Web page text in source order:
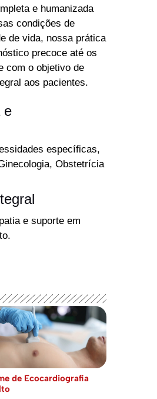
e humanizada
condições de
de vida, nossa prática
precoce até os
com o objetivo de
aos pacientes.
e
específicas,
Obstetrícia
e suporte em
de Ecocardiografia